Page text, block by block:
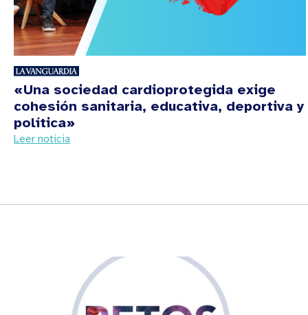
«Una sociedad cardioprotegida exige
cohesión sanitaria, educativa, deportiva y
política»
Leer noticia